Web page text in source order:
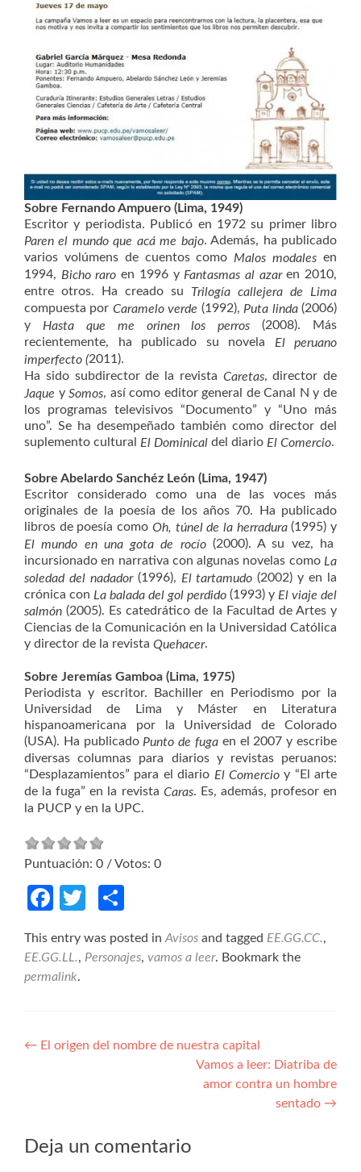
Sobre Fernando Ampuero (Lima, 1949)
Escritor y periodista. Publicó en 1972 su primer libro
Paren el mundo que acá me bajo. Además, ha publicado
varios volúmens de cuentos como Malos modales en
1994, Bicho raro en 1996 y Fantasmas al azaren 2010,
entre otros. Ha creado su Trilogía callejera de Lima
compuesta por Caramelo verde (1992), Puta linda(2006)
y Hasta que me orinen los perros(2008). Más
recientemente, ha publicado su novela El peruano
imperfecto (2011).
Ha sido subdirector de la revista Caretas, director de
Jaque y Somos, así como editor general de Canal N y de
los programas televisivos “Documento” y “Uno más
uno”. Se ha desempeñado también como director del
suplemento cultural El Dominical del diario El Comercio.
Sobre Abelardo Sanchéz León (Lima, 1947)
Escritor considerado como una de las voces más
originales de la poesía de los años 70. Ha publicado
libros de poesía como Oh, túnel de la herradura(1995) y
El mundo en una gota de rocío(2000). A su vez, ha
incursionado en narrativa con algunas novelas como La
soledad del nadador (1996), El tartamudo(2002) y en la
crónica con La balada del gol perdido (1993) y El viaje del
salmón(2005). Es catedrático de la Facultad de Artes y
Ciencias de la Comunicación en la Universidad Católica
y director de la revista Quehacer.
Sobre Jeremías Gamboa (Lima, 1975)
Periodista y escritor. Bachiller en Periodismo por la
Universidad de Lima y Máster en Literatura
hispanoamericana por la Universidad de Colorado
(USA). Ha publicado Punto de fuga en el 2007 y escribe
diversas columnas para diarios y revistas peruanos:
“Desplazamientos” para el diario El Comercioy “El arte
de la fuga” en la revista Caras. Es, además, profesor en
la PUCP y en la UPC.
Puntuación: 0 / Votos: 0
Facebook
Twitter
This entry was posted inAvisos and tagged EE.GG.CC.,
EE.GG.LL., Personajes, vamos a leer. Bookmark the
permalink.
Navegación de entradas
← El origen del nombre de nuestra capital
Vamos a leer: Diatriba de
amor contra un hombre
sentado →
Deja un comentario